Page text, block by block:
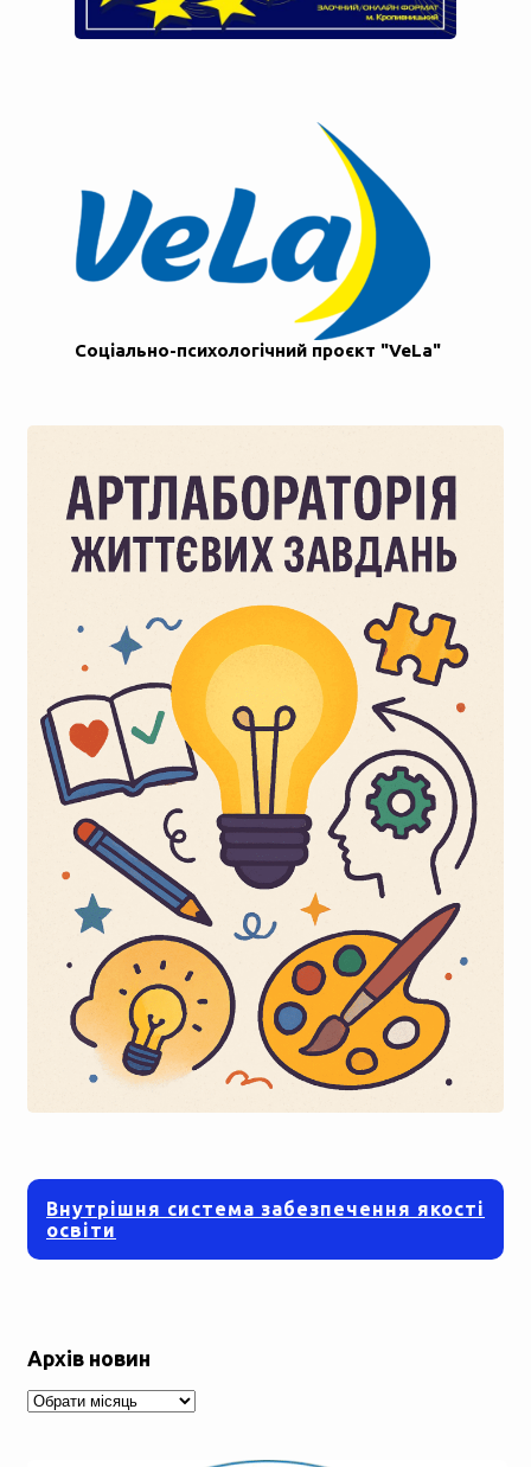
Соціально-психологічний проєкт "VeLa"
Внутрішня система забезпечення якості
освіти
Архів новин
Архів
новин